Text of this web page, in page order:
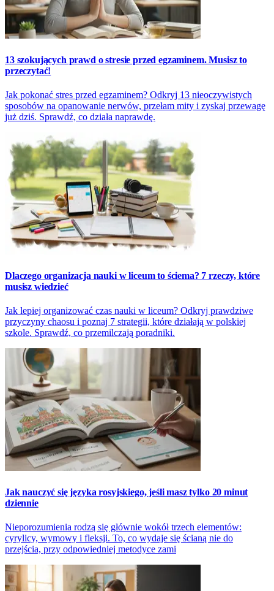
13 szokujących prawd o stresie przed egzaminem. Musisz to
przeczytać!
Jak pokonać stres przed egzaminem? Odkryj 13 nieoczywistych
sposobów na opanowanie nerwów, przełam mity i zyskaj przewagę
już dziś. Sprawdź, co działa naprawdę.
Dlaczego organizacja nauki w liceum to ściema? 7 rzeczy, które
musisz wiedzieć
Jak lepiej organizować czas nauki w liceum? Odkryj prawdziwe
przyczyny chaosu i poznaj 7 strategii, które działają w polskiej
szkole. Sprawdź, co przemilczają poradniki.
Jak nauczyć się języka rosyjskiego, jeśli masz tylko 20 minut
dziennie
Nieporozumienia rodzą się głównie wokół trzech elementów:
cyrylicy, wymowy i fleksji. To, co wydaje się ścianą nie do
przejścia, przy odpowiedniej metodyce zami